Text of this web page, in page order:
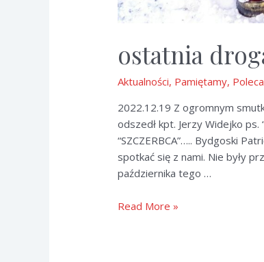
ostatnia
Aktualności, Pamiętamy,
2022.12.19 Z ogromnym
odszedł kpt. Jerzy Widejko ps.
“SZCZERBCA”….. Bydgoski
spotkać się z nami. Nie były
października tego …
ostatnia
Read More »